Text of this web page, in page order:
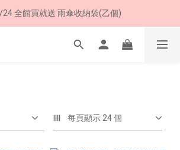
父親節限定 超商取貨免運費
全館買就送 雨傘收納袋(乙個)
父親節限定 超商取貨免運費
每頁顯示 24 個